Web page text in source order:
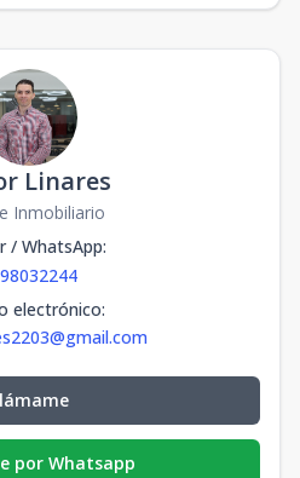
Linares
Inmobiliario
/ WhatsApp:
electrónico:
por Whatsapp